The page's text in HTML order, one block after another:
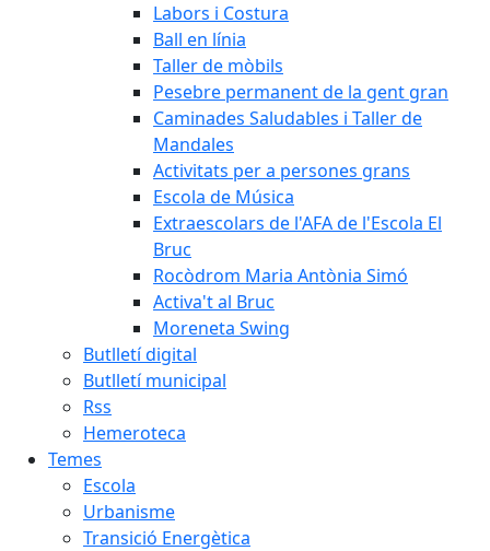
Labors i Costura
Ball en línia
Taller de mòbils
Pesebre permanent de la gent gran
Caminades Saludables i Taller de
Mandales
Activitats per a persones grans
Escola de Música
Extraescolars de l'AFA de l'Escola El
Bruc
Rocòdrom Maria Antònia Simó
Activa't al Bruc
Moreneta Swing
Butlletí digital
Butlletí municipal
Rss
Hemeroteca
Temes
Escola
Urbanisme
Transició Energètica